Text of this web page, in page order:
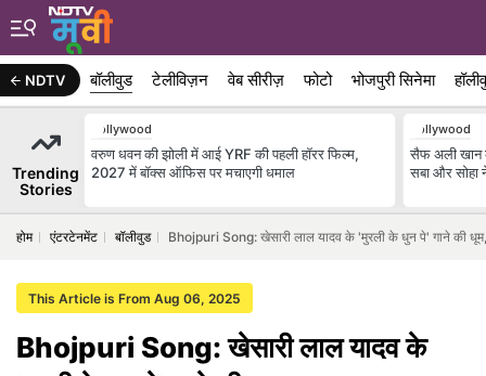
NDTV बॉलीवुड टेलीविज़न वेब सीरीज़ फोटो भोजपुरी सिनेमा
Trending
Stories
Bollywood
वरुण धवन की झोली में आई YRF की पहली हॉरर फिल्म,
2027 में बॉक्स ऑफिस पर मचाएगी धमाल
Bollywood
सैफ अली खान
सबा और सोहा
होम एंटरटेनमेंट बॉलीवुड Bhojpuri Song: खेसारी लाल यादव के 'मुरली के धुन पे' गाने की धूम,
This Article is From Aug 06, 2025
Bhojpuri Song: खेसारी लाल यादव के